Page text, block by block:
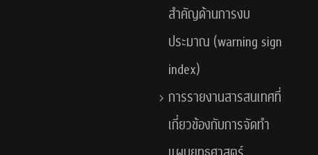
สำคัญด้านการงบ
ประมาณ (warning sign
index)
การรายงานสารสนเทศที่
เกี่ยวข้องกับการจัดทำ